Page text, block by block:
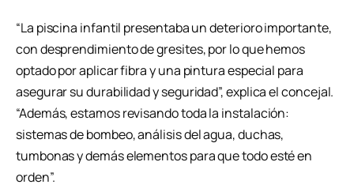
“La piscina infantil presentaba un deterioro importante,
con desprendimiento de gresites, por lo que hemos
optado por aplicar fibra y una pintura especial para
asegurar su durabilidad y seguridad”, explica el concejal.
“Además, estamos revisando toda la instalación:
sistemas de bombeo, análisis del agua, duchas,
tumbonas y demás elementos para que todo esté en
orden”.